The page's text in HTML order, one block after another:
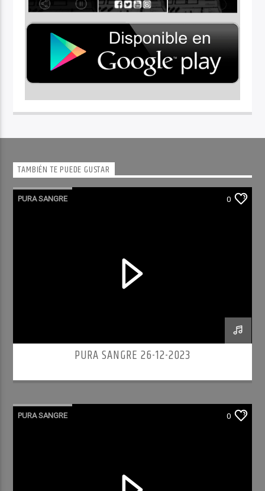
TAMBIÉN TE PUEDE GUSTAR
PURA SANGRE 0
PURA SANGRE 26-12-2023
PURA SANGRE 0